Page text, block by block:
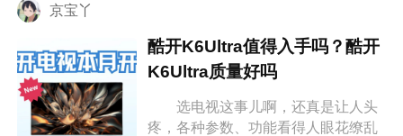
京宝丫
酷开K6Ultra值得入手吗？酷开
K6Ultra质量好吗
选电视这事儿啊，还真是让人头
疼，各种参数、功能看得人眼花缭乱